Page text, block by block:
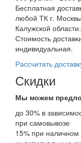
Бесплатная
любой ТК г.
Калужской области.
Стоимость
индивидуальная.
Рассчитать
Скидки
Мы можем
до 30% в
при самовывозе
15% при наличном